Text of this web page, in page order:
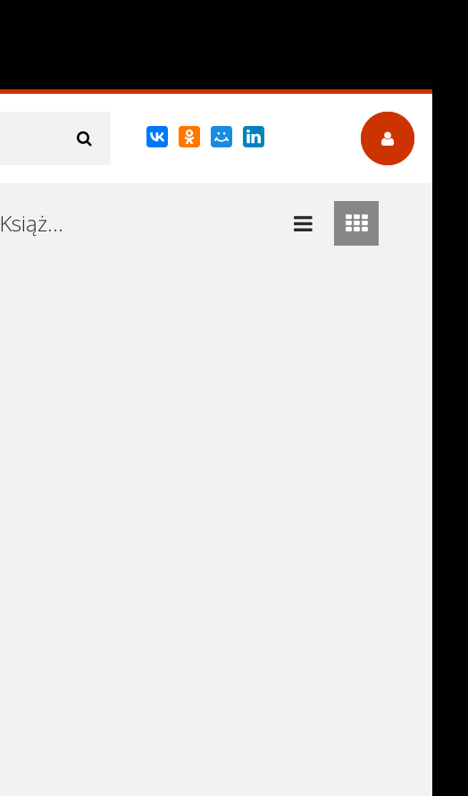
Samochód KamAZ-43118 Instrukcje Obsługi, Książki Serwisowe i Naprawy Download - Pobierz za Darmo